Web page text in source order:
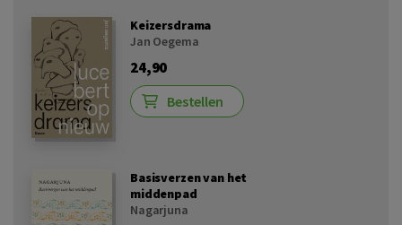
Keizersdrama
Jan Oegema
24,90
Bestellen
Basisverzen van het
middenpad
Nagarjuna